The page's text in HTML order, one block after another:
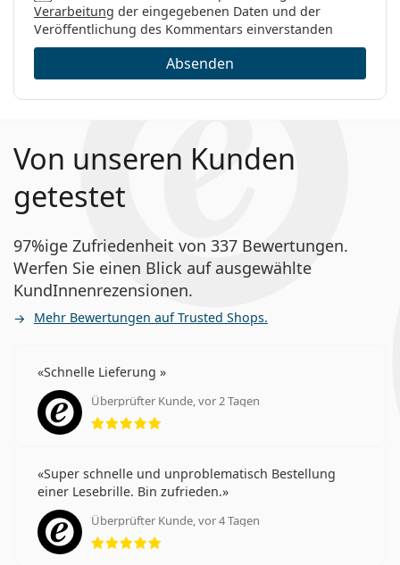
Multifocal tragen?
Kann man mit DAILIES AquaComfort Plus
Multifocal schlafen?
Was ist der Unterschied zwischen einer 30er-
und einer 90er-Packung DAILIES AquaComfort
Plus Multifocal?
Andere multifokale Tageslinsen
1-DAY Acuvue Moist Multifocal
Biotrue ONEday for Presbyopia
Weitere Artikel aus unserem Blog
Kontaktlinsenrezept
Gewöhnung an Kontaktlinsen: Wie lange dauert es?
Wie man Kontaktlinsen pflegt
Kann man mit Kontaktlinsen duschen?
Am häufigsten werden sie mit den Augentropfen
Weiteres
Kategorie:
Tageslinsen
Multifokale Linsen
Verarbeitung der eingegebenen Daten und der
Veröffentlichung des Kommentars einverstanden
Absenden
Von unseren Kunden
getestet
97%ige Zufriedenheit von 337 Bewertungen.
Werfen Sie einen Blick auf ausgewählte
KundInnenrezensionen.
Mehr Bewertungen auf Trusted Shops.
Schnelle Lieferung
Überprüfter Kunde, vor 2 Tagen
Bewertung 5 aus 5
Super schnelle und unproblematisch Bestellung
einer Lesebrille. Bin zufrieden.
Überprüfter Kunde, vor 4 Tagen
Bewertung 5 aus 5